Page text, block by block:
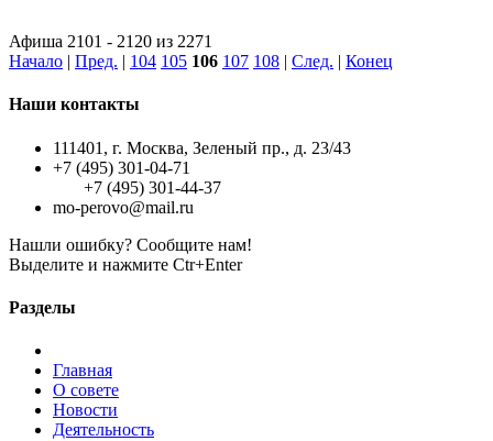
Афиша 2101 - 2120 из 2271
Начало | Пред. | 104 105 106 107 108 | След. | Конец
Наши контакты
111401, г. Москва, Зеленый пр., д. 23/43
+7 (495) 301-04-71
+7 (495) 301-44-37
mo-perovo@mail.ru
Нашли ошибку? Сообщите нам!
Выделите и нажмите Ctr+Enter
Разделы
Главная
О совете
Новости
Деятельность